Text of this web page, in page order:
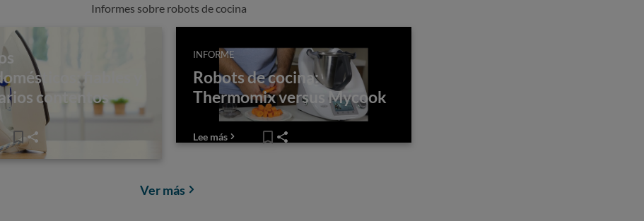
Informes sobre robots de cocina
fiables y
contentos
INFORME
Robots de cocina:
Thermomix versus Mycook
Lee más
Ver más